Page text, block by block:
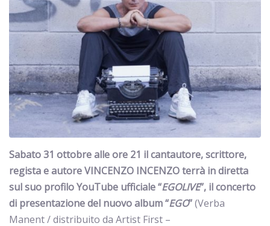
Sabato 31 ottobre alle ore 21 il cantautore, scrittore,
regista e autore VINCENZO INCENZO terrà in diretta
sul suo profilo YouTube ufficiale “EGOLIVE”, il concerto
di presentazione del nuovo album “EGO”(Verba
Manent / distribuito da Artist First –